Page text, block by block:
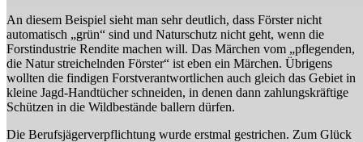
An diesem Beispiel sieht man sehr deutlich, dass Förster nicht
automatisch „grün“ sind und Naturschutz nicht geht, wenn die
Forstindustrie Rendite machen will. Das Märchen vom „pflegenden,
die Natur streichelnden Förster“ ist eben ein Märchen. Übrigens
wollten die findigen Forstverantwortlichen auch gleich das Gebiet in
kleine Jagd-Handtücher schneiden, in denen dann zahlungskräftige
Schützen in die Wildbestände ballern dürfen.
Die Berufsjägerverpflichtung wurde erstmal gestrichen. Zum Glück